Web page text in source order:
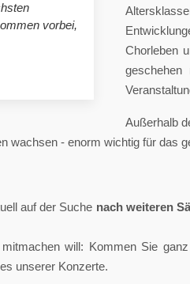
vorbei,
Chorleben
Außerhalb
wachsen - enorm wichtig für das
auf der Suche nach weiteren
will: Kommen Sie
unserer Konzerte.